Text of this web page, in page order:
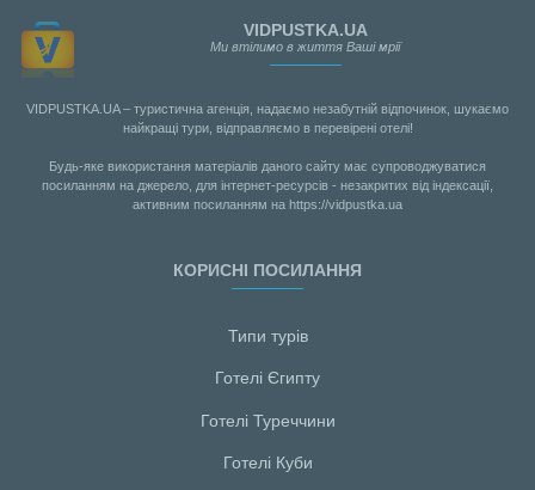
VIDPUSTKA.UA
Ми втілимо в життя Ваші мрії
VIDPUSTKA.UA – туристична агенція, надаємо незабутній відпочинок, шукаємо
найкращі тури, відправляємо в перевірені отелі!
Будь-яке використання матеріалів даного сайту має супроводжуватися
посиланням на джерело, для інтернет-ресурсів - незакритих від індексації,
активним посиланням на https://vidpustka.ua
КОРИСНІ ПОСИЛАННЯ
Типи турів
Готелі Єгипту
Готелі Туреччини
Готелі Куби